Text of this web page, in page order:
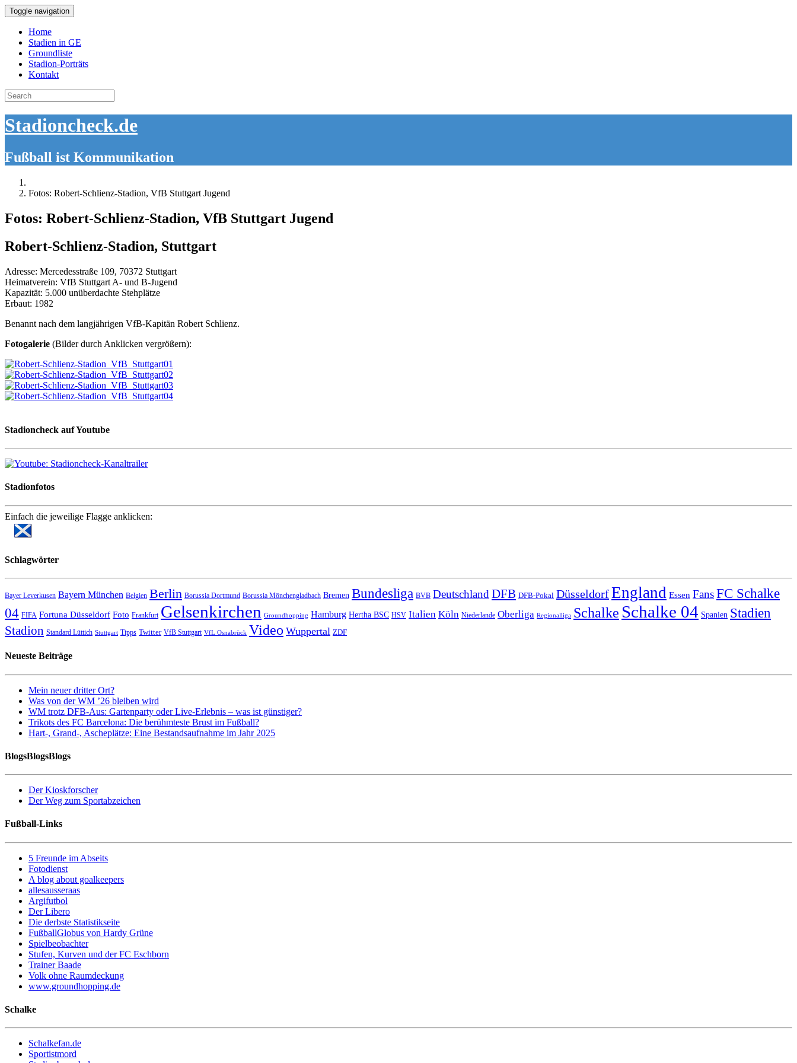
Toggle navigation
Home
Stadien in GE
Groundliste
Stadion-Porträts
Kontakt
Search
for:
Stadioncheck.de
Fußball ist Kommunikation
Fotos: Robert-Schlienz-Stadion, VfB Stuttgart Jugend
Fotos: Robert-Schlienz-Stadion, VfB Stuttgart Jugend
Robert-Schlienz-Stadion, Stuttgart
Adresse: Mercedesstraße 109, 70372 Stuttgart
Heimatverein: VfB Stuttgart A- und B-Jugend
Kapazität: 5.000 unüberdachte Stehplätze
Erbaut: 1982
Benannt nach dem langjährigen VfB-Kapitän Robert Schlienz.
Fotogalerie (Bilder durch Anklicken vergrößern):
Stadioncheck auf Youtube
Stadionfotos
Einfach die jeweilige Flagge anklicken:
Schlagwörter
Bayer Leverkusen Bayern München Belgien Berlin Borussia Dortmund Borussia Mönchengladbach Bremen Bundesliga BVB Deutschland DFB DFB-Pokal DüsseldorfEngland Essen FansFC Schalke
04 FIFA Fortuna Düsseldorf Foto Frankfurt Gelsenkirchen Groundhopping Hamburg Hertha BSC HSV Italien Köln Niederlande Oberliga Regionalliga Schalke Schalke 04 Spanien Stadien
Stadion Standard Lüttich Stuttgart Tipps Twitter VfB Stuttgart VfL Osnabrück Video Wuppertal ZDF
Neueste Beiträge
Mein neuer dritter Ort?
Was von der WM ’26 bleiben wird
WM trotz DFB-Aus: Gartenparty oder Live-Erlebnis – was ist günstiger?
Trikots des FC Barcelona: Die berühmteste Brust im Fußball?
Hart-, Grand-, Ascheplätze: Eine Bestandsaufnahme im Jahr 2025
BlogsBlogsBlogs
Der Kioskforscher
Der Weg zum Sportabzeichen
Fußball-Links
5 Freunde im Abseits
Fotodienst
A blog about goalkeepers
allesausseraas
Argifutbol
Der Libero
Die derbste Statistikseite
FußballGlobus von Hardy Grüne
Spielbeobachter
Stufen, Kurven und der FC Eschborn
Trainer Baade
Volk ohne Raumdeckung
www.groundhopping.de
Schalke
Schalkefan.de
Sportistmord